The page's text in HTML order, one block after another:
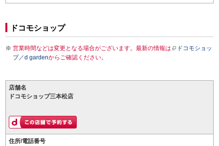
ドコモショップ
営業時間などは変更となる場合がございます。最新の情報は
ドコモショッ
プ／d gardenからご確認ください。
店舗名
ドコモショップ三本松店
住所/電話番号